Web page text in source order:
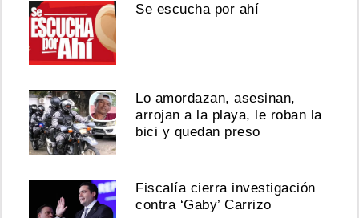
Se escucha por ahí
Lo amordazan, asesinan,
arrojan a la playa, le roban la
bici y quedan preso
Fiscalía cierra investigación
contra ‘Gaby’ Carrizo